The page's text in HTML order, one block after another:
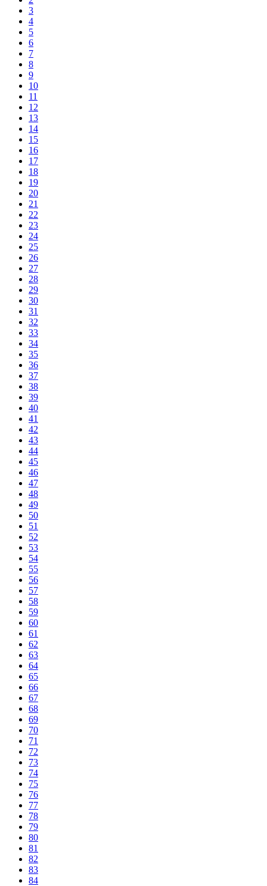
3
4
5
6
7
8
9
10
11
12
13
14
15
16
17
18
19
20
21
22
23
24
25
26
27
28
29
30
31
32
33
34
35
36
37
38
39
40
41
42
43
44
45
46
47
48
49
50
51
52
53
54
55
56
57
58
59
60
61
62
63
64
65
66
67
68
69
70
71
72
73
74
75
76
77
78
79
80
81
82
83
84